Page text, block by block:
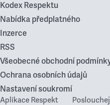
Kodex Respektu
Nabídka předplatného
Inzerce
RSS
Všeobecné obchodní
Ochrana osobních údajů
Nastavení soukromí
Aplikace Respekt